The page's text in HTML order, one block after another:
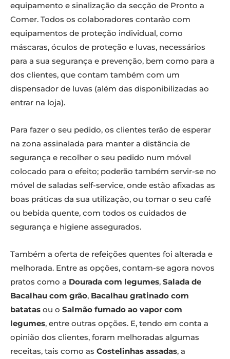
equipamento e sinalização da secção de Pronto a
Comer. Todos os colaboradores contarão com
equipamentos de proteção individual, como
máscaras, óculos de proteção e luvas, necessários
para a sua segurança e prevenção, bem como para a
dos clientes, que contam também com um
dispensador de luvas (além das disponibilizadas ao
entrar na loja).
Para fazer o seu pedido, os clientes terão de esperar
na zona assinalada para manter a distância de
segurança e recolher o seu pedido num móvel
colocado para o efeito; poderão também servir-se no
móvel de saladas self-service, onde estão afixadas as
boas práticas da sua utilização, ou tomar o seu café
ou bebida quente, com todos os cuidados de
segurança e higiene assegurados.
Também a oferta de refeições quentes foi alterada e
melhorada. Entre as opções, contam-se agora novos
pratos como a Dourada com legumes, Salada de
Bacalhau com grão, Bacalhau gratinado com
batatas ou o Salmão fumado ao vapor com
legumes, entre outras opções. E, tendo em conta a
opinião dos clientes, foram melhoradas algumas
receitas, tais como as Costelinhas assadas, a